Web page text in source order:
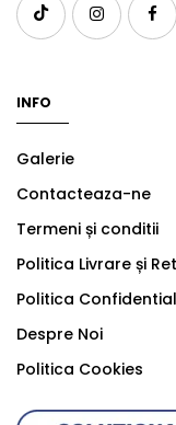
INFO
Galerie
Contacteaza-ne
Termeni și conditii
Politica Livrare și
Politica
Despre Noi
Politica Cookies